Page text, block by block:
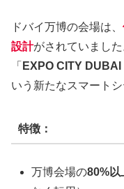
ドバイ万博の会場は、
設計がされていまし
「 EXPO CITY DUBAI
いう新たなスマート
特徴：
万博会場の80%以